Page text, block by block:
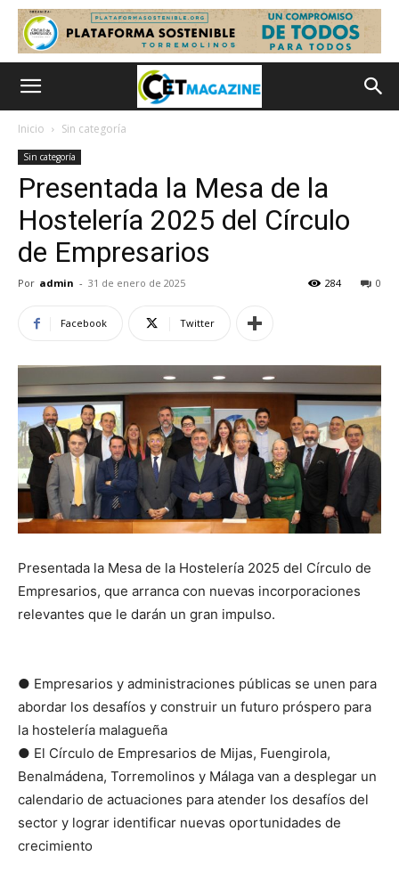
Inicio Sin categoría
Sin categoría
Presentada la Mesa de la
Hostelería 2025 del Círculo
de Empresarios
Por admin - 31 de enero de 2025 0
284
Facebook Twitter
Presentada la Mesa de la Hostelería 2025 del Círculo de
Empresarios, que arranca con nuevas incorporaciones
relevantes que le darán un gran impulso.
● Empresarios y administraciones públicas se unen para
abordar los desafíos y construir un futuro próspero para
la hostelería malagueña
● El Círculo de Empresarios de Mijas, Fuengirola,
Benalmádena, Torremolinos y Málaga van a desplegar un
calendario de actuaciones para atender los desafíos del
sector y lograr identificar nuevas oportunidades de
crecimiento